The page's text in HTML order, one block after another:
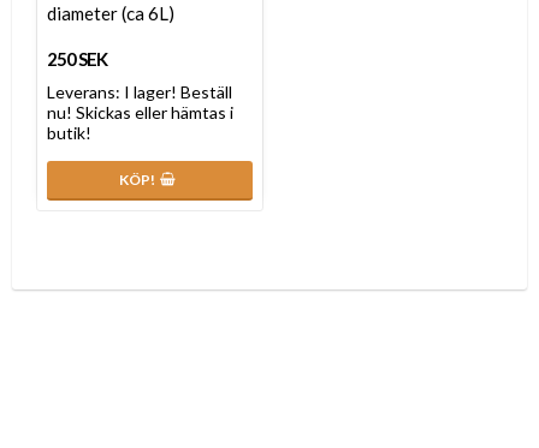
diameter (ca 6L)
250 SEK
Leverans: I lager! Beställ
nu! Skickas eller hämtas i
butik!
KÖP!